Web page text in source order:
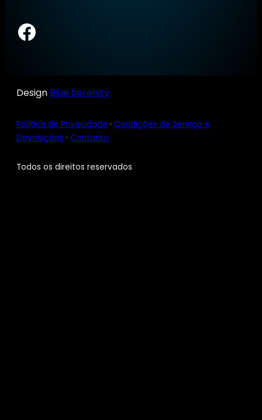
Facebook
Design Blue Serenity
Política de Privacidade · Condições de Serviço e
Devoluções · Contacto
Todos os direitos reservados